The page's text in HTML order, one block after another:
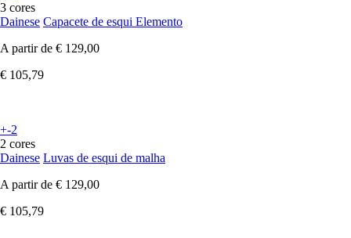
3 cores
Dainese Capacete de esqui Elemento
A partir de € 129,00
€ 105,79
+-2
2 cores
Dainese Luvas de esqui de malha
A partir de € 129,00
€ 105,79